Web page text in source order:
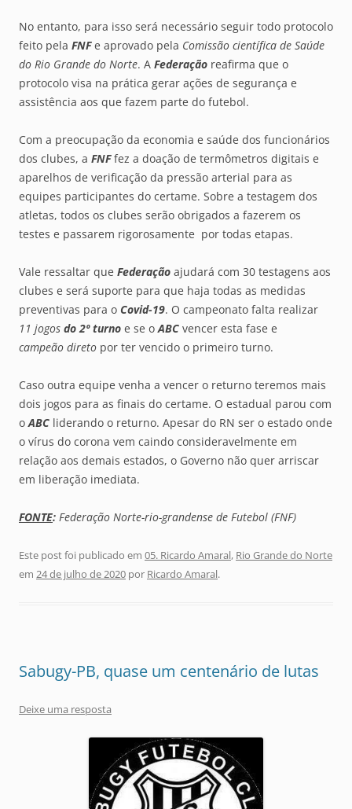
No entanto, para isso será necessário seguir todo protocolo
feito pela FNFe aprovado pela Comissão científica de Saúde
do Rio Grande do Norte. A Federação reafirma que o
protocolo visa na prática gerar ações de segurança e
assistência aos que fazem parte do futebol.
Com a preocupação da economia e saúde dos funcionários
dos clubes, a FNFfez a doação de termômetros digitais e
aparelhos de verificação da pressão arterial para as
equipes participantes do certame. Sobre a testagem dos
atletas, todos os clubes serão obrigados a fazerem os
testes e passarem rigorosamente por todas etapas.
Vale ressaltar que Federação ajudará com 30 testagens aos
clubes e será suporte para que haja todas as medidas
preventivas para o Covid-19. O campeonato falta realizar
11 jogos do 2º turno e se oABC vencer esta fase e
campeão direto por ter vencido o primeiro turno.
Caso outra equipe venha a vencer o returno teremos mais
dois jogos para as finais do certame. O estadual parou com
oABC liderando o returno. Apesar do RN ser o estado onde
o vírus do corona vem caindo consideravelmente em
relação aos demais estados, o Governo não quer arriscar
em liberação imediata.
FONTE: Federação Norte-rio-grandense de Futebol (FNF)
Este post foi publicado em 05. Ricardo Amaral, Rio Grande do Norte
em 24 de julho de 2020 por Ricardo Amaral.
Sabugy-PB, quase um centenário de lutas
Deixe uma resposta